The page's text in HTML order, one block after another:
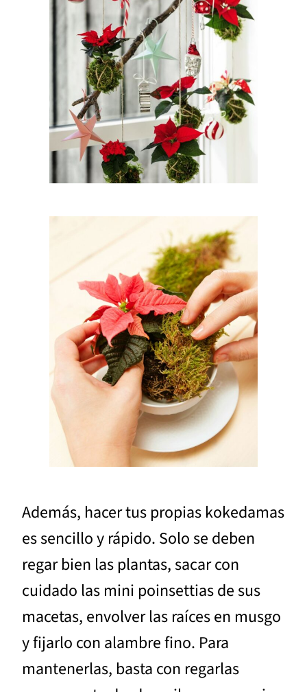
Además, hacer tus propias kokedamas
es sencillo y rápido. Solo se deben
regar bien las plantas, sacar con
cuidado las mini poinsettias de sus
macetas, envolver las raíces en musgo
y fijarlo con alambre fino. Para
mantenerlas, basta con regarlas